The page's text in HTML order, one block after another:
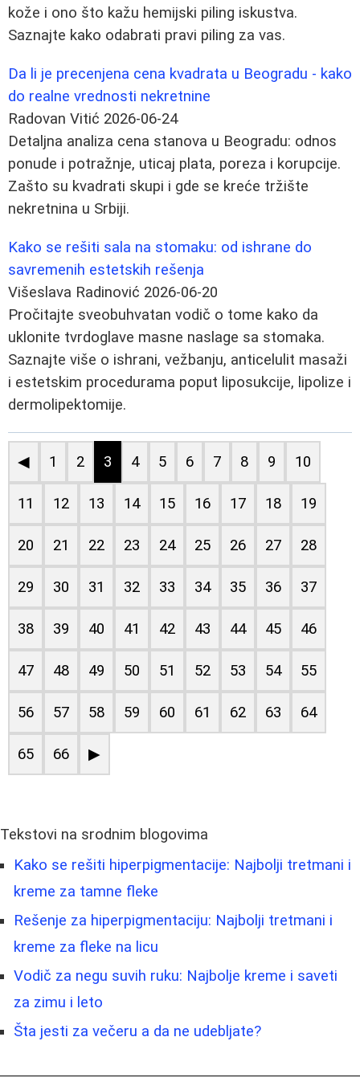
kože i ono što kažu hemijski piling iskustva.
Saznajte kako odabrati pravi piling za vas.
Da li je precenjena cena kvadrata u Beogradu - kako
do realne vrednosti nekretnine
Radovan Vitić 2026-06-24
Detaljna analiza cena stanova u Beogradu: odnos
ponude i potražnje, uticaj plata, poreza i korupcije.
Zašto su kvadrati skupi i gde se kreće tržište
nekretnina u Srbiji.
Kako se rešiti sala na stomaku: od ishrane do
savremenih estetskih rešenja
Višeslava Radinović 2026-06-20
Pročitajte sveobuhvatan vodič o tome kako da
uklonite tvrdoglave masne naslage sa stomaka.
Saznajte više o ishrani, vežbanju, anticelulit masaži
i estetskim procedurama poput liposukcije, lipolize i
dermolipektomije.
◀ 1 2 3 4 5 6 7 8 9 10
11 12 13 14 15 16 17 18 19
20 21 22 23 24 25 26 27 28
29 30 31 32 33 34 35 36 37
38 39 40 41 42 43 44 45 46
47 48 49 50 51 52 53 54 55
56 57 58 59 60 61 62 63 64
65 66 ▶
Tekstovi na srodnim blogovima
Kako se rešiti hiperpigmentacije: Najbolji tretmani i
kreme za tamne fleke
Rešenje za hiperpigmentaciju: Najbolji tretmani i
kreme za fleke na licu
Vodič za negu suvih ruku: Najbolje kreme i saveti
za zimu i leto
Šta jesti za večeru a da ne udebljate?